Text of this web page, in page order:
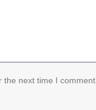
next time I comment.